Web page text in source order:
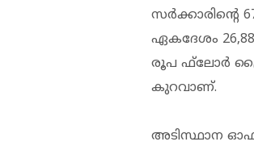
സര്‍ക്കാരിന്റെ
ഏകദേശം
രൂപ ഫ്‌ലോര്‍
കുറവാണ്.
അടിസ്ഥാന